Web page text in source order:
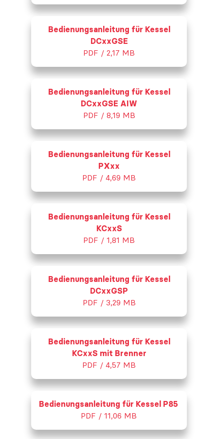
Bedienungsanleitung für Kessel
DCxxGSE
PDF / 2,17 MB
Bedienungsanleitung für Kessel
DCxxGSE AIW
PDF / 8,19 MB
Bedienungsanleitung für Kessel
PXxx
PDF / 4,69 MB
Bedienungsanleitung für Kessel
KCxxS
PDF / 1,81 MB
Bedienungsanleitung für Kessel
DCxxGSP
PDF / 3,29 MB
Bedienungsanleitung für Kessel
KCxxS mit Brenner
PDF / 4,57 MB
Bedienungsanleitung für Kessel P85
PDF / 11,06 MB